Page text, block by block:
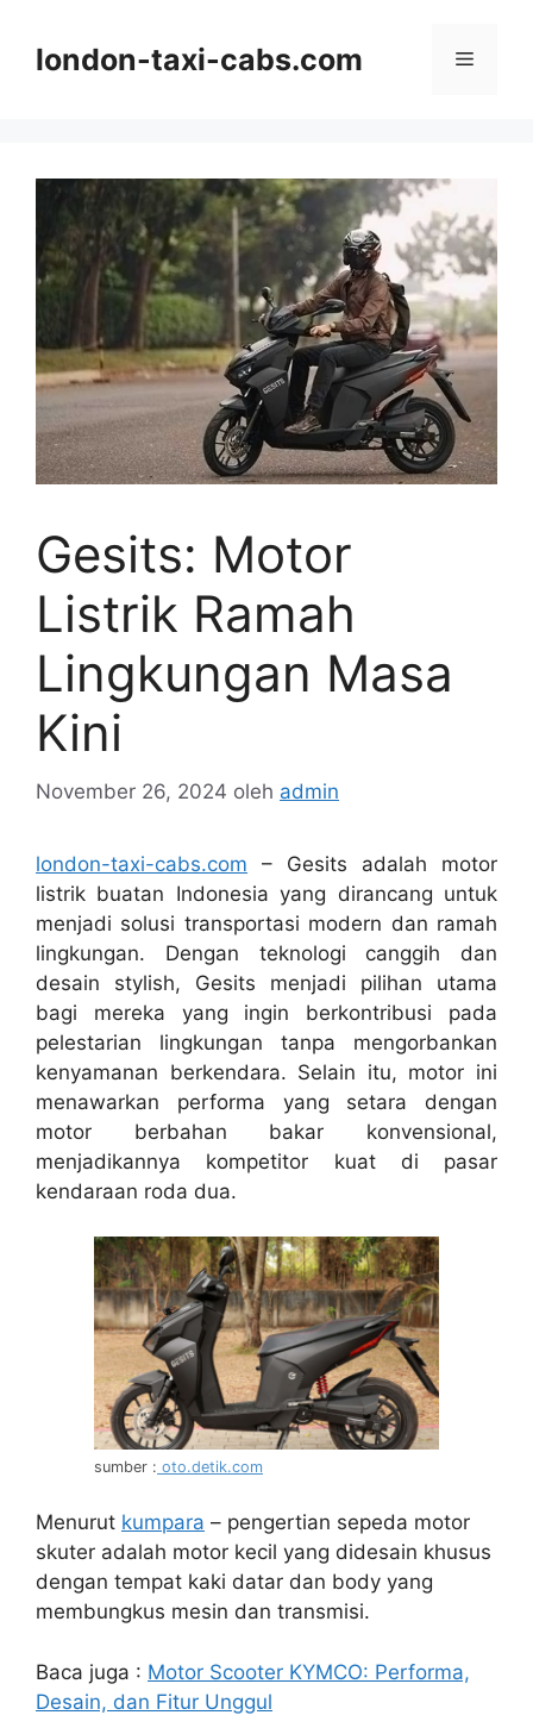
london-taxi-cabs.com Menu
Gesits: Motor
Listrik Ramah
Lingkungan Masa
Kini
November 26, 2024 oleh admin
london-taxi-cabs.com – Gesits adalah motor
listrik buatan Indonesia yang dirancang untuk
menjadi solusi transportasi modern dan ramah
lingkungan. Dengan teknologi canggih dan
desain stylish, Gesits menjadi pilihan utama
bagi mereka yang ingin berkontribusi pada
pelestarian lingkungan tanpa mengorbankan
kenyamanan berkendara. Selain itu, motor ini
menawarkan performa yang setara dengan
motor berbahan bakar konvensional,
menjadikannya kompetitor kuat di pasar
kendaraan roda dua.
sumber : oto.detik.com
Menurut kumpara – pengertian sepeda motor
skuter adalah motor kecil yang didesain khusus
dengan tempat kaki datar dan body yang
membungkus mesin dan transmisi.
Baca juga : Motor Scooter KYMCO: Performa,
Desain, dan Fitur Unggul